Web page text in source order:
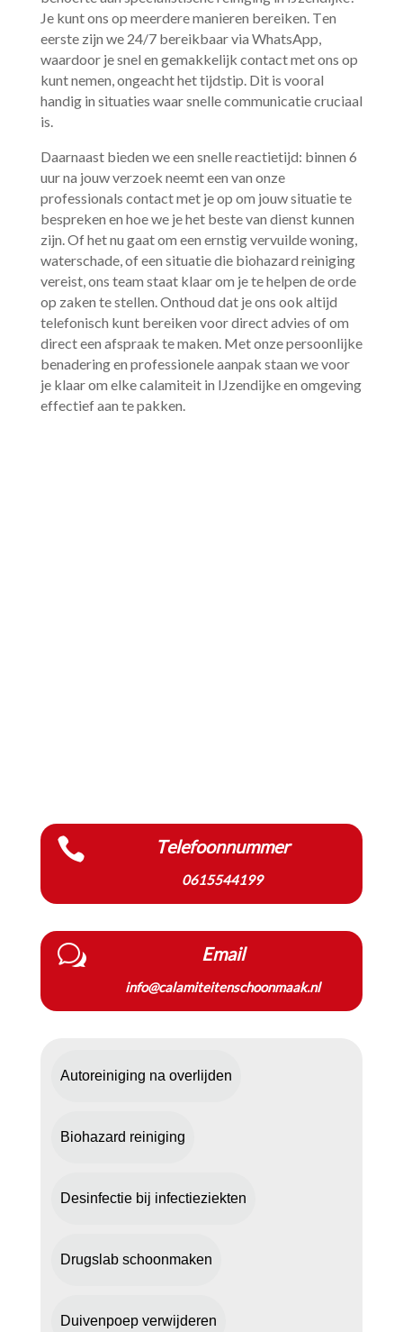
Je kunt ons op meerdere manieren bereiken.​ Ten
eerste zijn we 24/7 bereikbaar via WhatsApp,
waardoor je snel en gemakkelijk contact met ons op
kunt nemen, ongeacht het tijdstip.​ Dit is vooral
handig in situaties waar snelle communicatie cruciaal
is.​
Daarnaast bieden we een snelle reactietijd: binnen 6
uur na jouw verzoek neemt een van onze
professionals contact met je op om jouw situatie te
bespreken en hoe we je het beste van dienst kunnen
zijn.​ Of het nu gaat om een ernstig vervuilde woning,
waterschade, of een situatie die biohazard reiniging
vereist, ons team staat klaar om je te helpen de orde
op zaken te stellen.​ Onthoud dat je ons ook altijd
telefonisch kunt bereiken voor direct advies of om
direct een afspraak te maken.​ Met onze persoonlijke
benadering en professionele aanpak staan we voor
je klaar om elke calamiteit in IJzendijke en omgeving
effectief aan te pakken.​
 Telefoonnummer
0615544199
w Email
info@calamiteitenschoonmaak.nl
Autoreiniging na overlijden
Biohazard reiniging
Desinfectie bij infectieziekten
Drugslab schoonmaken
Duivenpoep verwijderen